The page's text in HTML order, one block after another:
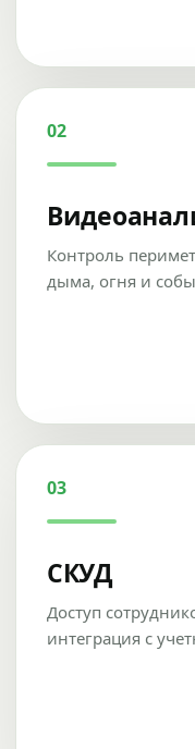
02
Контроль
дыма, огня и
03
СКУД
Доступ
интеграция с